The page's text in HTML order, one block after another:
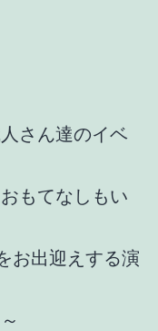
さん達のイベ
もてなしもい
お出迎えする演